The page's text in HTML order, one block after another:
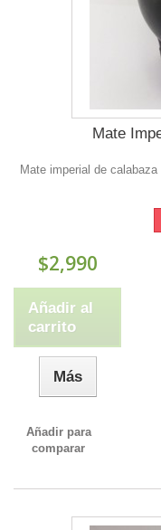
Mate
Mate imperial de
$2,990
Añadir al
carrito
Más
Añadir para
comparar